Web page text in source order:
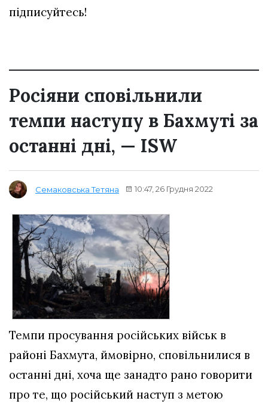
підписуйтесь!
Росіяни сповільнили
темпи наступу в Бахмуті за
останні дні, — ISW
Семаковська Тетяна 10:47, 26 Грудня 2022
Темпи просування російських військ в
районі Бахмута, ймовірно, сповільнилися в
останні дні, хоча ще занадто рано говорити
про те, що російський наступ з метою